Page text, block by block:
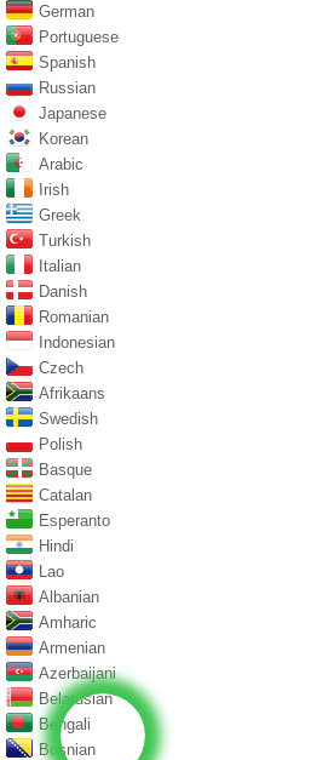
German
Portuguese
Spanish
Russian
Japanese
Korean
Arabic
Irish
Greek
Turkish
Italian
Danish
Romanian
Indonesian
Czech
Afrikaans
Swedish
Polish
Basque
Catalan
Esperanto
Hindi
Lao
Albanian
Amharic
Armenian
Azerbaijani
Belarusian
Bengali
Bosnian